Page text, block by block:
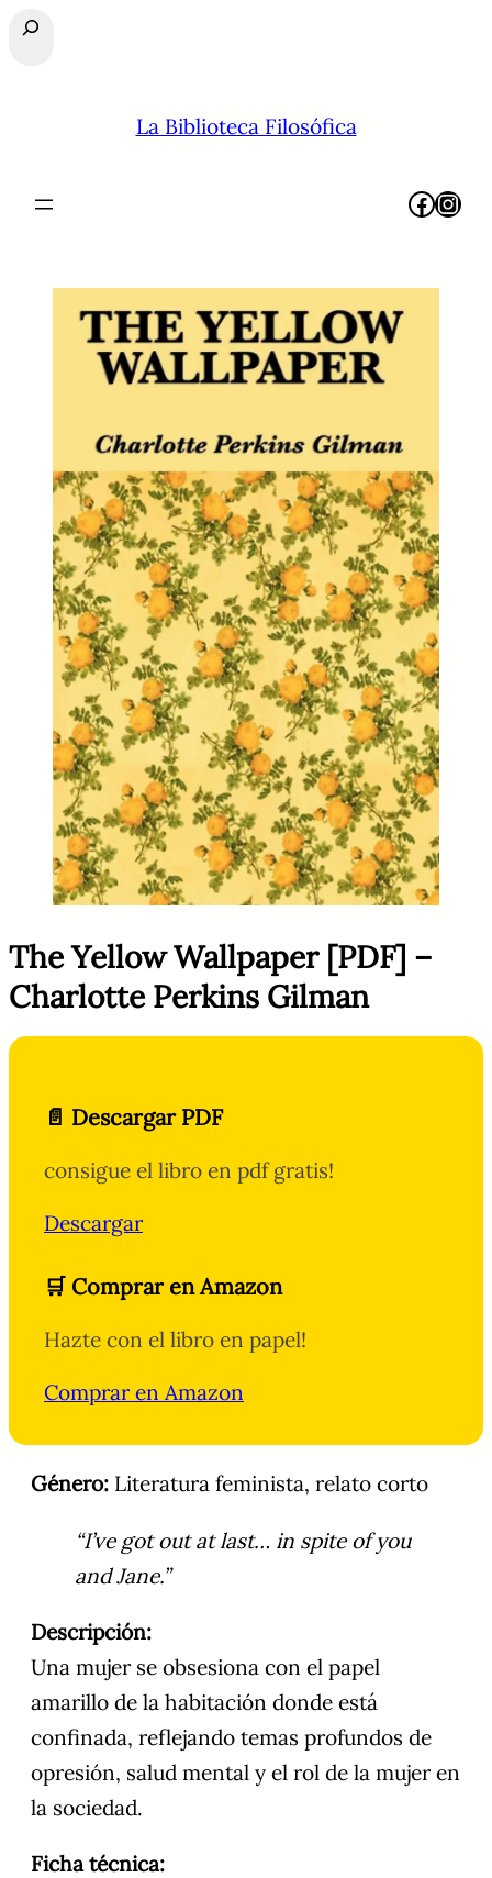
Buscar
La Biblioteca Filosófica
Facebook Instagram
The Yellow Wallpaper [PDF] –
Charlotte Perkins Gilman
📄 Descargar PDF
consigue el libro en pdf gratis!
Descargar
🛒 Comprar en Amazon
Hazte con el libro en papel!
Comprar en Amazon
Género: Literatura feminista, relato corto
“I’ve got out at last… in spite of you
and Jane.”
Descripción:
Una mujer se obsesiona con el papel
amarillo de la habitación donde está
confinada, reflejando temas profundos de
opresión, salud mental y el rol de la mujer en
la sociedad.
Ficha técnica: